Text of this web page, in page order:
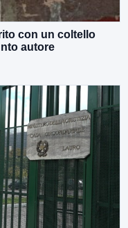
con un coltello
autore